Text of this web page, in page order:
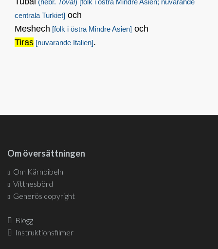
(hebr. Toval) [folk i östra Mindre Asien; nuvarande
centrala Turkiet] och
Meshech [folk i östra Mindre Asien] och
Tiras [nuvarande Italien].
Om översättningen
Om Kärnbibeln
Vittnesbörd
Generös copyright
Blogg
Instruktionsfilmer